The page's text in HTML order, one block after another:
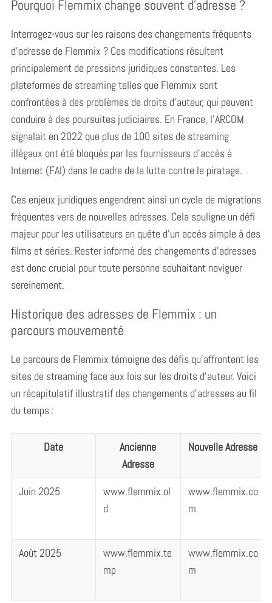
Pourquoi Flemmix change souvent d’adresse ?
Interrogez-vous sur les raisons des changements fréquents
d’adresse de Flemmix ? Ces modifications résultent
principalement de pressions juridiques constantes. Les
plateformes de streaming telles que Flemmix sont
confrontées à des problèmes de droits d’auteur, qui peuvent
conduire à des poursuites judiciaires. En France, l’ARCOM
signalait en 2022 que plus de 100 sites de streaming
illégaux ont été bloqués par les fournisseurs d’accès à
Internet (FAI) dans le cadre de la lutte contre le piratage.
Ces enjeux juridiques engendrent ainsi un cycle de migrations
fréquentes vers de nouvelles adresses. Cela souligne un défi
majeur pour les utilisateurs en quête d’un accès simple à des
films et séries. Rester informé des changements d’adresses
est donc crucial pour toute personne souhaitant naviguer
sereinement.
Historique des adresses de Flemmix : un
parcours mouvementé
Le parcours de Flemmix témoigne des défis qu’affrontent les
sites de streaming face aux lois sur les droits d’auteur. Voici
un récapitulatif illustratif des changements d’adresses au fil
du temps :
Date
Ancienne
Adresse
Nouvelle Adresse
Juin 2025
www.flemmix.ol
d
www.flemmix.co
m
Août 2025
www.flemmix.te
mp
www.flemmix.co
m